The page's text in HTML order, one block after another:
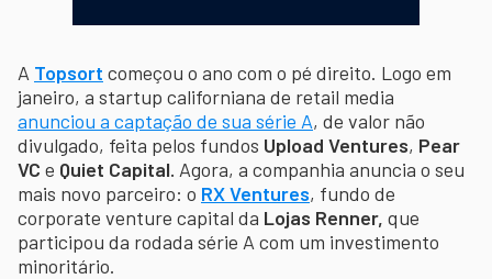
A Topsort começou o ano com o pé direito. Logo em
janeiro, a startup californiana de retail media
anunciou a captação de sua série A, de valor não
divulgado, feita pelos fundos Upload Ventures, Pear
VC e Quiet Capital. Agora, a companhia anuncia o seu
mais novo parceiro: o RX Ventures, fundo de
corporate venture capital da Lojas Renner, que
participou da rodada série A com um investimento
minoritário.